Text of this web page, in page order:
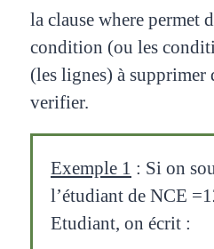
la clause where permet
condition (ou les
(les lignes) à
verifier.
Exemple 1 : Si on
l’étudiant de NCE
Etudiant, on écrit :